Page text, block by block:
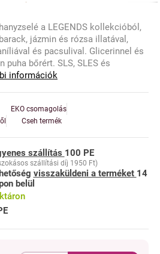
a LEGENDS kollekcióból,
jázmin és rózsa illatával,
és pacsulival. Glicerinnel és
puha bőrért. SLS, SLES és
információk
EKO csomagolás
Cseh termék
szállítás 100 PE
szállítási díj 1950 Ft)
visszaküldeni a terméket 14
belül